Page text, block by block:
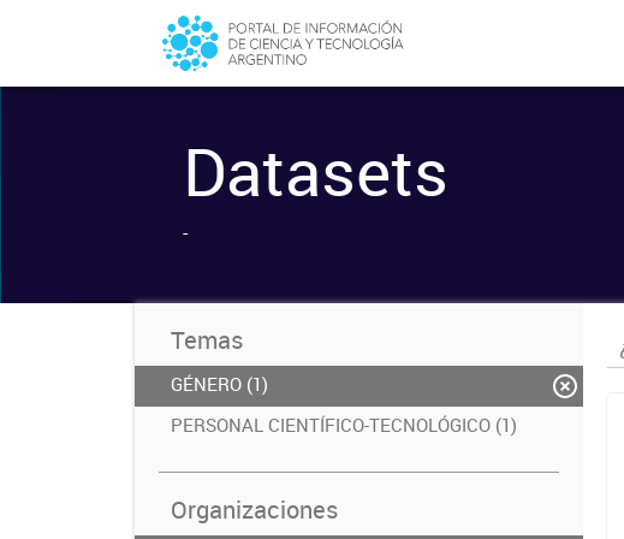
Datasets
-
Temas
GÉNERO (1)
PERSONAL CIENTÍFICO-TECNOLÓGICO (1)
Organizaciones